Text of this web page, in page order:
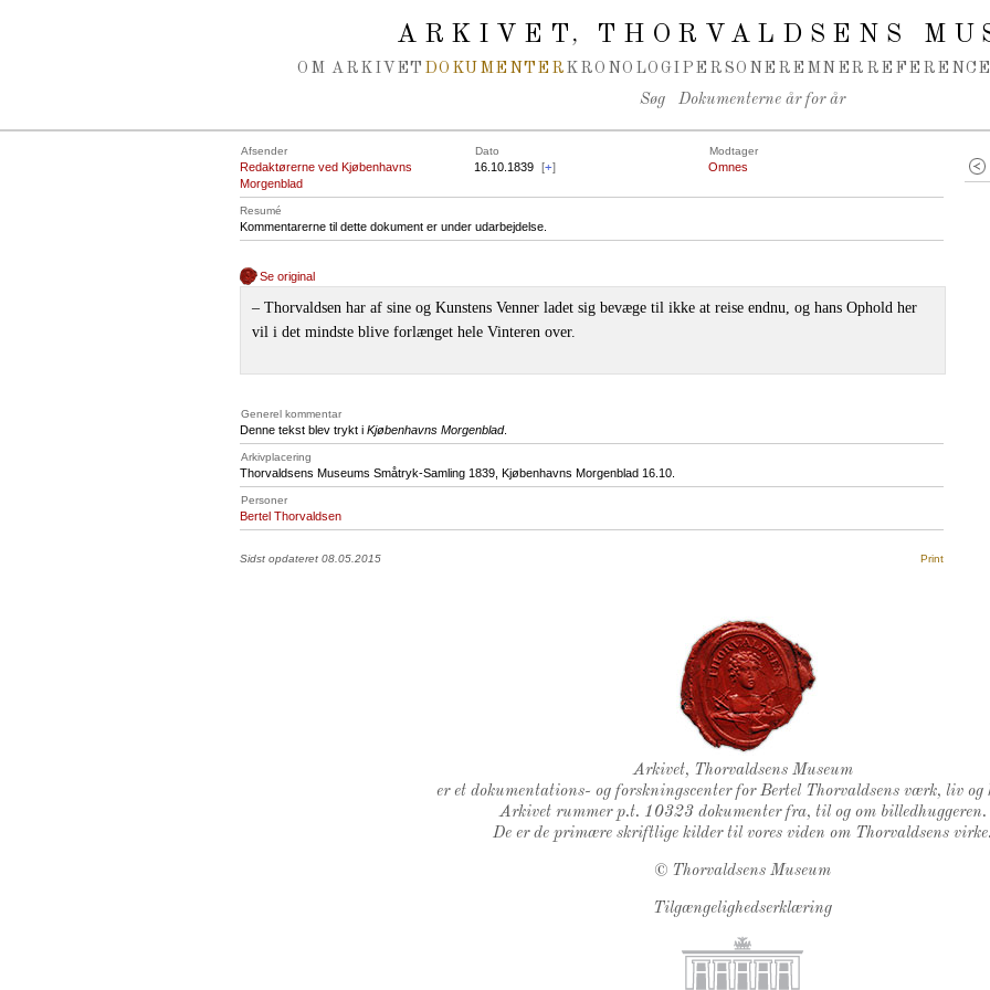
ARKIVET, THORVALDSENS
OM ARKIVET DOKUMENTER KRONOLOGI PERSONER EMNER
Søg Dokumenterne år for år
Afsender Dato Modtager
Redaktørerne ved Kjøbenhavns
Morgenblad
16.10.1839 [+] Omnes
Resumé
Kommentarerne til dette dokument er under udarbejdelse.
Se original
‒ Thorvaldsen har af sine og Kunstens Venner ladet sig bevæge til ikke at reise endnu, og hans Ophold her
vil i det mindste blive forlænget hele Vinteren over.
Generel kommentar
Denne tekst blev trykt i Kjøbenhavns Morgenblad.
Arkivplacering
Thorvaldsens Museums Småtryk-Samling 1839, Kjøbenhavns Morgenblad 16.10.
Personer
Bertel Thorvaldsen
Sidst opdateret 08.05.2015 Print
Thorvaldsens Segl
Arkivet, Thorvaldsens Museum
er et dokumentations- og forskningscenter for Bertel Thorvaldsens værk, liv og
Arkivet rummer p.t. 10323 dokumenter fra, til og om billedhuggeren.
De er de primære skriftlige kilder til vores viden om Thorvaldsens virke.
© Thorvaldsens Museum
Tilgængelighedserklæring